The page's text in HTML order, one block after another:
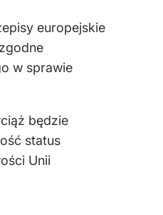
europejskie
w sprawie
będzie
status
Unii